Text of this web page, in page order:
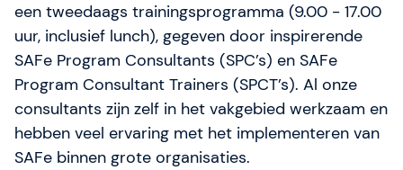
een tweedaags trainingsprogramma (9.00 - 17.00
uur, inclusief lunch), gegeven door inspirerende
SAFe Program Consultants (SPC’s) en SAFe
Program Consultant Trainers (SPCT’s). Al onze
consultants zijn zelf in het vakgebied werkzaam en
hebben veel ervaring met het implementeren van
SAFe binnen grote organisaties.